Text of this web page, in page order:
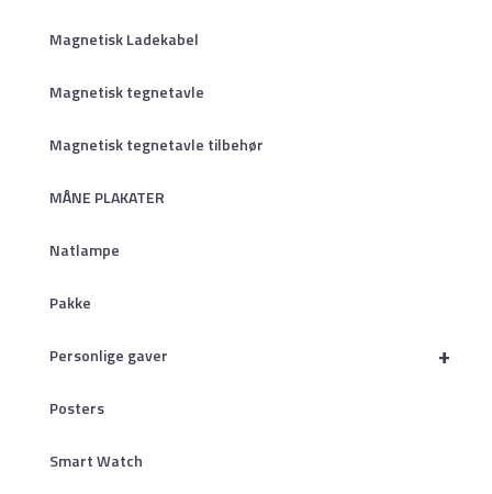
Magnetisk Ladekabel
Magnetisk tegnetavle
Magnetisk tegnetavle tilbehør
MÅNE PLAKATER
Natlampe
Pakke
+
Personlige gaver
Posters
Smart Watch